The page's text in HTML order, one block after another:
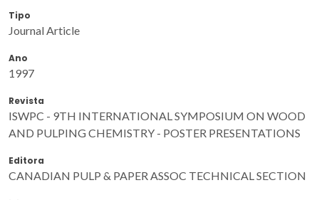
Tipo
Journal Article
Ano
1997
Revista
ISWPC - 9TH INTERNATIONAL SYMPOSIUM ON WOOD
AND PULPING CHEMISTRY - POSTER PRESENTATIONS
Editora
CANADIAN PULP & PAPER ASSOC TECHNICAL SECTION